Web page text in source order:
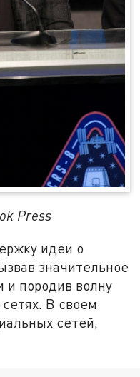
Press
идеи о
значительное
и породив волну
В своем
сетей,